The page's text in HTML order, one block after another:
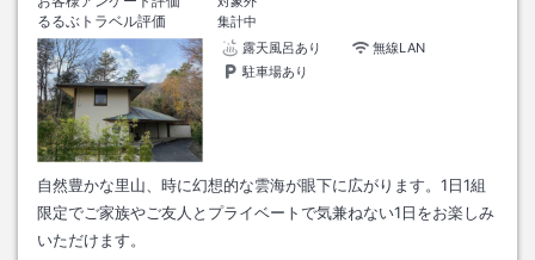
るるぶトラベル評価
集計中
露天風呂あり
無線LAN
駐車場あり
自然豊かな里山、時に幻想的な雲海が眼下に広がります。1日1組
限定でご家族やご友人とプライベートで気兼ねない1日をお楽しみ
いただけます。